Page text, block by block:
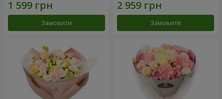
Замовити Замовити